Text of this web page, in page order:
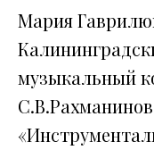
Мария
музыкальный